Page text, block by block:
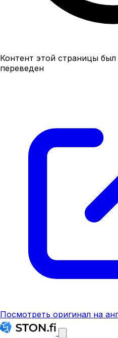
Контент этой страницы
переведен
Посмотреть оригинал на